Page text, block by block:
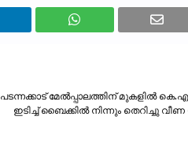
പടന്നക്കാട് മേൽപ്പാലത്തിന് മുകളിൽ
ഇടിച്ച് ബൈക്കിൽ നിന്നും തെറിച്ചു